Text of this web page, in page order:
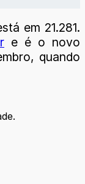
em 21.281.
e é o novo
quando